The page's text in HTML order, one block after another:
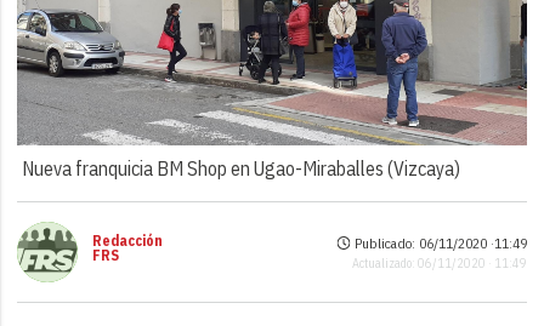
Nueva franquicia BM Shop en Ugao-Miraballes (Vizcaya)
Redacción
FRS
Publicado: 06/11/2020 ·11:49
Actualizado: 06/11/2020 · 11:49